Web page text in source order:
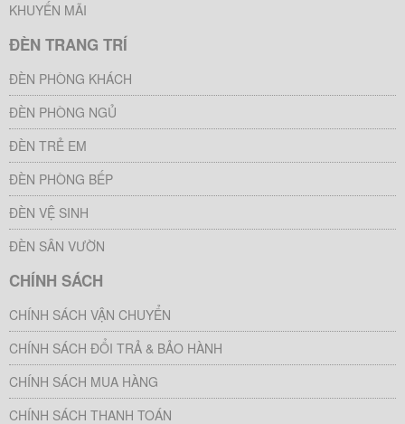
KHUYẾN MÃI
ĐÈN TRANG TRÍ
ĐÈN PHÒNG KHÁCH
ĐÈN PHÒNG NGỦ
ĐÈN TRẺ EM
ĐÈN PHÒNG BẾP
ĐÈN VỆ SINH
ĐÈN SÂN VƯỜN
CHÍNH SÁCH
CHÍNH SÁCH VẬN CHUYỂN
CHÍNH SÁCH ĐỔI TRẢ & BẢO HÀNH
CHÍNH SÁCH MUA HÀNG
CHÍNH SÁCH THANH TOÁN